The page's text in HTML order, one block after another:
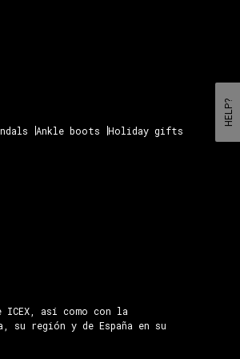
Ankle boots Holiday gifts
así como con la
su región y de España en su
HELP?